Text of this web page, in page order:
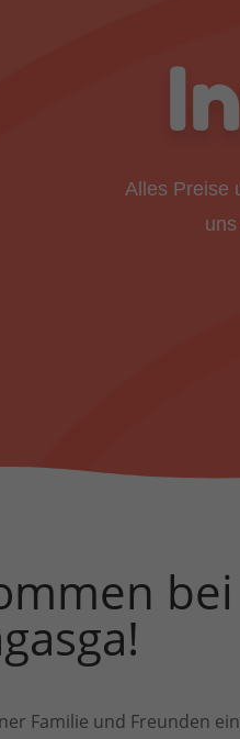
Alles Preise
bei
Familie und Freunden